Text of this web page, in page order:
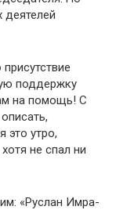
деятелей
поддержку
на помощь! С
это утро,
не спал ни
«Руслан Имра-